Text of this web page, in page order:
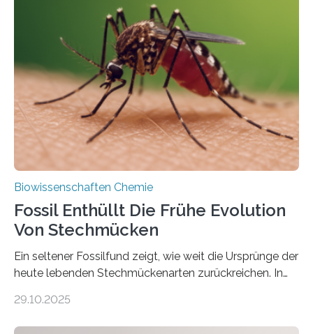
Grünalgen, die vor Hunderten von Millionen Jahren
lebten. Unter den Vorfahren sticht eine Gruppe heraus,
die noch heute in der Natur vorkommt: die
Süßwasseralge Coleochaetophyceae. Einige Arten
dieser Gruppe bilden aus Zellfäden dichte Geflechte
mit scheibenförmiger Gestalt. Was auffällig ist: Die
nächsten…
Biowissenschaften Chemie
Fossil Enthüllt Die Frühe Evolution
Von Stechmücken
Ein seltener Fossilfund zeigt, wie weit die Ursprünge der
heute lebenden Stechmückenarten zurückreichen. In
Forschende die bisher älteste bekannte Stechmücken-
29.10.2025